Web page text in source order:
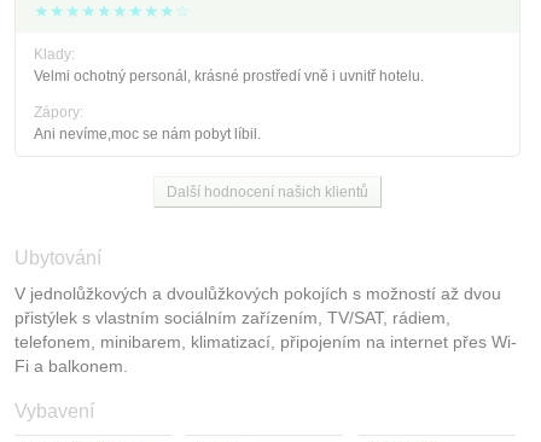
★★★★★★★★★☆
Klady:
Velmi ochotný personál, krásné prostředí vně i uvnitř hotelu.
Zápory:
Ani nevíme,moc se nám pobyt líbil.
Další hodnocení našich klientů
Ubytování
V jednolůžkových a dvoulůžkových pokojích s možností až dvou
přistýlek s vlastním sociálním zařízením, TV/SAT, rádiem,
telefonem, minibarem, klimatizací, připojením na internet přes Wi-
Fi a balkonem.
Vybavení